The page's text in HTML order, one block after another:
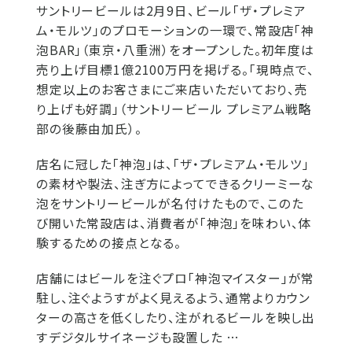
サントリービールは2月9日、ビール「ザ・プレミア
ム・モルツ」のプロモーションの一環で、常設店「神
泡BAR」（東京・八重洲）をオープンした。初年度は
売り上げ目標1億2100万円を掲げる。「現時点で、
想定以上のお客さまにご来店いただいており、売
り上げも好調」（サントリービール プレミアム戦略
部の後藤由加氏）。
店名に冠した「神泡」は、「ザ・プレミアム・モルツ」
の素材や製法、注ぎ方によってできるクリーミーな
泡をサントリービールが名付けたもので、このた
び開いた常設店は、消費者が「神泡」を味わい、体
験するための接点となる。
店舗にはビールを注ぐプロ「神泡マイスター」が常
駐し、注ぐようすがよく見えるよう、通常よりカウン
ターの高さを低くしたり、注がれるビールを映し出
すデジタルサイネージも設置した …